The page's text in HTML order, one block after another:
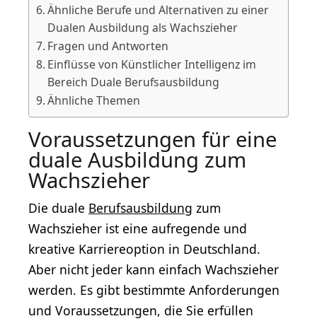
Ähnliche Berufe und Alternativen zu einer
Dualen Ausbildung als Wachszieher
Fragen und Antworten
Einflüsse von Künstlicher Intelligenz im
Bereich Duale Berufsausbildung
Ähnliche Themen
Voraussetzungen für eine
duale Ausbildung zum
Wachszieher
Die duale Berufsausbildung zum
Wachszieher ist eine aufregende und
kreative Karriereoption in Deutschland.
Aber nicht jeder kann einfach Wachszieher
werden. Es gibt bestimmte Anforderungen
und Voraussetzungen, die Sie erfüllen